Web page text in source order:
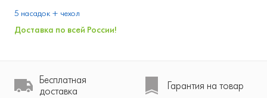
5 насадок + чехол
Доставка по всей России!
Бесплатная
доставка
Гарантия на товар